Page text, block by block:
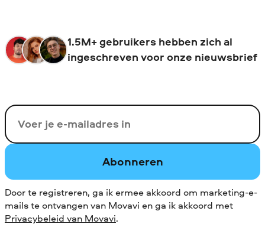
1.5M+ gebruikers hebben zich al
ingeschreven voor onze nieuwsbrief
Uw e-mail
Abonneren
Door te registreren, ga ik ermee akkoord om marketing-e-
mails te ontvangen van Movavi en ga ik akkoord met
Privacybeleid van Movavi.